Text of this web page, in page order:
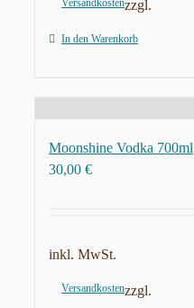
zzgl.
In den Warenkorb
Moonshine Vodka 700ml
30,00 €
inkl. MwSt.
zzgl.
Versandkosten